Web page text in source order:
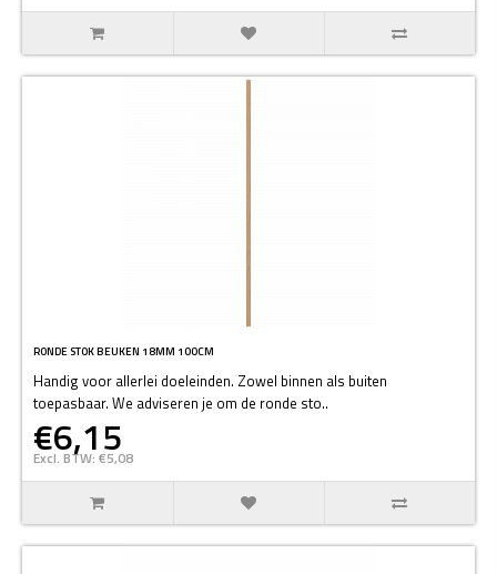
RONDE STOK BEUKEN 18MM 100CM
Handig voor allerlei doeleinden. Zowel binnen als buiten
toepasbaar. We adviseren je om de ronde sto..
€6,15
Excl. BTW: €5,08